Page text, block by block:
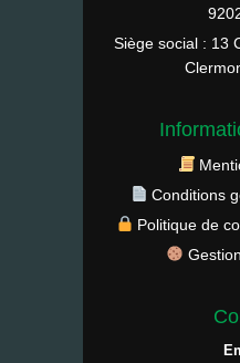
Siège social : 13
Conditions
Politique de